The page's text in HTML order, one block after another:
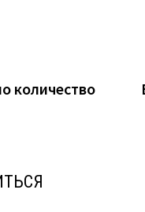
количество